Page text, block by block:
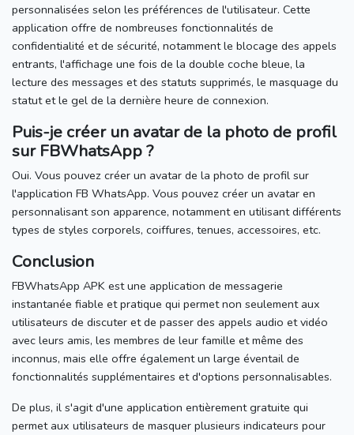
personnalisées selon les préférences de l'utilisateur. Cette
application offre de nombreuses fonctionnalités de
confidentialité et de sécurité, notamment le blocage des appels
entrants, l'affichage une fois de la double coche bleue, la
lecture des messages et des statuts supprimés, le masquage du
statut et le gel de la dernière heure de connexion.
Puis-je créer un avatar de la photo de profil
sur FBWhatsApp ?
Oui. Vous pouvez créer un avatar de la photo de profil sur
l'application FB WhatsApp. Vous pouvez créer un avatar en
personnalisant son apparence, notamment en utilisant différents
types de styles corporels, coiffures, tenues, accessoires, etc.
Conclusion
FBWhatsApp APK est une application de messagerie
instantanée fiable et pratique qui permet non seulement aux
utilisateurs de discuter et de passer des appels audio et vidéo
avec leurs amis, les membres de leur famille et même des
inconnus, mais elle offre également un large éventail de
fonctionnalités supplémentaires et d'options personnalisables.
De plus, il s'agit d'une application entièrement gratuite qui
permet aux utilisateurs de masquer plusieurs indicateurs pour